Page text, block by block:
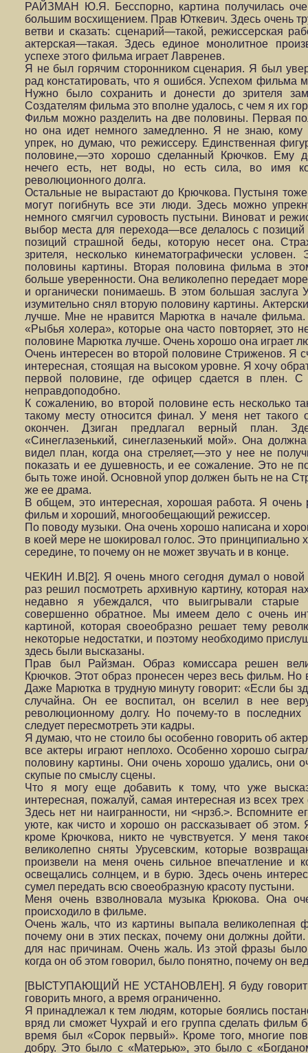
РАЙЗМАН Ю.Я. Бесспорно, картина получилась
большим восхищением. Прав Юткевич. Здесь очень
ветви и сказать: сценарий—такой, режиссерская
актерская—такая. Здесь единое монолитное
успехе этого фильма играет Лавренев.
Я не был горячим сторонником сценария. Я был
рад констатировать, что я ошибся. Успехом фильма
Нужно было сохранить и донести до зрителя
Создателям фильма это вполне удалось, с чем я их
Фильм можно разделить на две половины. Первая
но она идет немного замедленно. Я не знаю, кому
упрек, но думаю, что режиссеру. Единственная
половине,—это хорошо сделанный Крючков. Ему
нечего есть, нет воды, но есть сила, во имя
революционного долга.
Остальные не вырастают до Крючкова. Пустыня тоже
могут погибнуть все эти люди. Здесь можно
немного смягчил суровость пустыни. Виноват и
выбор места для перехода—все делалось с позиций
позиций страшной беды, которую несет она.
зрителя, несколько кинематографически
половины картины. Вторая половина фильма в
больше уверенности. Она великолепно передает
и органически понимаешь. В этом большая заслуга
изумительно снял вторую половину картины.
лучше. Мне не нравится Марютка в начале
«Рыбья холера», которые она часто повторяет, это
половине Марютка лучше. Очень хорошо она играет
Очень интересен во второй половине Стриженов. Я
интересная, стоящая на высоком уровне. Я хочу
первой половине, где офицер сдается в плен. С
неправдоподобно.
К сожалению, во второй половине есть несколько
такому месту относится финал. У меня нет
окончен. Дзиган предлагал верный план.
«Синеглазенький, синеглазенький мой». Она
видел план, когда она стреляет,—это у нее не
показать и ее душевность, и ее сожаление. Это не
быть тоже иной. Основной упор должен быть не на
же ее драма.
В общем, это интересная, хорошая работа. Я очень
фильм и хороший, многообещающий режиссер.
По поводу музыки. Она очень хорошо написана и
в коей мере не шокировал голос. Это принципиально
середине, то почему он не может звучать и в конце.
ЧЕКИН И.В[2]. Я очень много сегодня думал о новой
раз решил посмотреть архивную картину, которая
недавно я убеждался, что выигрывали старые
совершенно обратное. Мы имеем дело с очень
картиной, которая своеобразно решает тему
некоторые недостатки, и поэтому необходимо
здесь были высказаны.
Прав был Райзман. Образ комиссара решен
Крючков. Этот образ пронесен через весь фильм. Но
Даже Марютка в трудную минуту говорит: «Если бы
случайна. Он ее воспитал, он вселил в нее
революционному долгу. Но почему-то в последних
следует пересмотреть эти кадры.
Я думаю, что не стоило бы особенно говорить об
все актеры играют неплохо. Особенно хорошо
половину картины. Они очень хорошо удались, они
скупые по смыслу сцены.
Что я могу еще добавить к тому, что уже
интересная, пожалуй, самая интересная из всех
Здесь нет ни наигранности, ни <нрзб.>. Вспомните
уюте, как чисто и хорошо он рассказывает об этом.
кроме Крючкова, никто не чувствуется. У меня
великолепно сняты Урусевским, которые
произвели на меня очень сильное впечатление и
освещались солнцем, и в бурю. Здесь очень
сумел передать всю своеобразную красоту пустыни.
Меня очень взволновала музыка Крюкова. Она
происходило в фильме.
Очень жаль, что из картины выпала великолепная
почему они в этих песках, почему они должны
для нас причинам. Очень жаль. Из этой фразы
когда он об этом говорил, было понятно, почему он
[ВЫСТУПАЮЩИЙ НЕ УСТАНОВЛЕН]. Я буду говорить
говорить много, а время ограниченно.
Я принадлежал к тем людям, которые боялись
вряд ли сможет Чухрай и его группа сделать фильм
время был «Сорок первый». Кроме того, многие
добру. Это было с «Матерью», это было с